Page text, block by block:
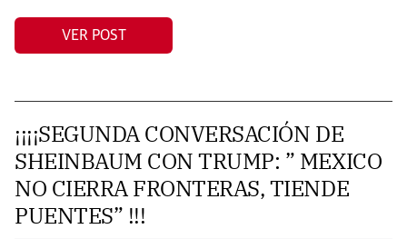
VER POST
¡¡¡¡SEGUNDA CONVERSACIÓN DE
SHEINBAUM CON TRUMP: ” MEXICO
NO CIERRA FRONTERAS, TIENDE
PUENTES” !!!